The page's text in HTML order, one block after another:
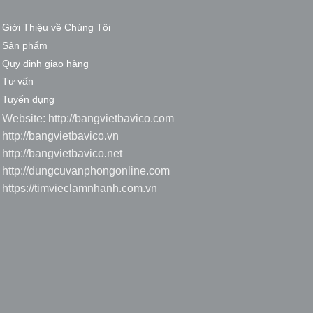
Giới Thiệu về Chúng Tôi
Sản phẩm
Quy định giao hàng
Tư vấn
Tuyển dụng
Website: http://bangvietbavico.com
http://bangvietbavico.vn
http://bangvietbavico.net
http://dungcuvanphongonline.com
https://timvieclamnhanh.com.vn